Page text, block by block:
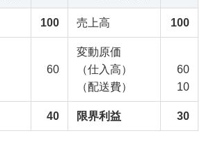
100 売上高 100
60
変動原価
（仕入高）
（配送費）
60
10
40 限界利益 30